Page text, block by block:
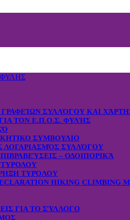
ΣΥΛΛΌΓΟΥ ΚΑΙ
ΤΟΝ Ε.Π.Ο.Σ. ΦΥΛΉΣ
ΣΥΜΒΟΥΛΙΟ
ΛΟΓΑΡΙΑΣΜΌΣ ΣΥΛΛΌΓΟΥ
– ΟΔΟΙΠΟΡΙΚΆ
ΤΥΡΌΛΟΥ
HIKING CLIMBING
ΓΙΑ ΤΟ ΣΎΛΛΟΓΟ